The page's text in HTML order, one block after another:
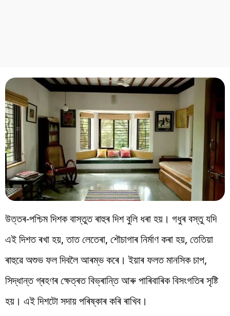
উত্তৰ-পশ্চিম দিশক বাস্তুত ৰাহুৰ দিশ বুলি ধৰা হয়। গধুৰ বস্তু যদি
এই দিশত ৰখা হয়, তাত লেতেৰা, শৌচাগাৰ নিৰ্মাণ কৰা হয়, তেতিয়া
ৰাহুৱে অশুভ ফল দিবলৈ আৰম্ভ কৰে। ইয়াৰ ফলত মানসিক চাপ,
সিদ্ধান্ত গ্ৰহণৰ ক্ষেত্ৰত বিভ্ৰান্তি আৰু পাৰিবাৰিক বিসংগতিৰ সৃষ্টি
হয়। এই দিশটো সদায় পৰিষ্কাৰ কৰি ৰাখিব।